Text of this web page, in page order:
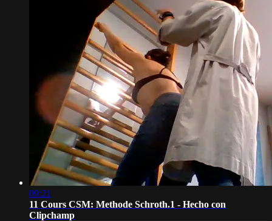
09:21
11 Cours CSM: Methode Schroth.1 ‐ Hecho con
Clipchamp